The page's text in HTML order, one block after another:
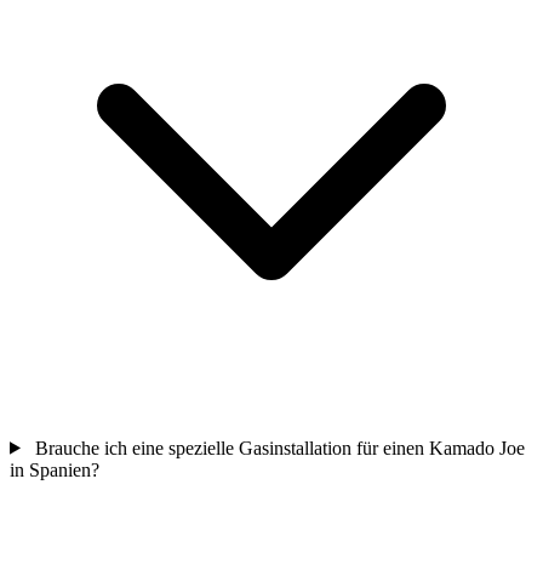
Brauche ich eine spezielle Gasinstallation für einen Kamado Joe
in Spanien?